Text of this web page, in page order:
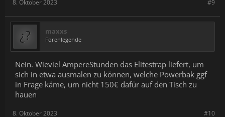
#9
8. Oktober 2023
maxxs
Forenlegende
Nein. Wieviel AmpereStunden das Elitestrap liefert, um
sich in etwa ausmalen zu können, welche Powerbak ggf
in Frage käme, um nicht 150€ dafür auf den Tisch zu
hauen
#10
8. Oktober 2023